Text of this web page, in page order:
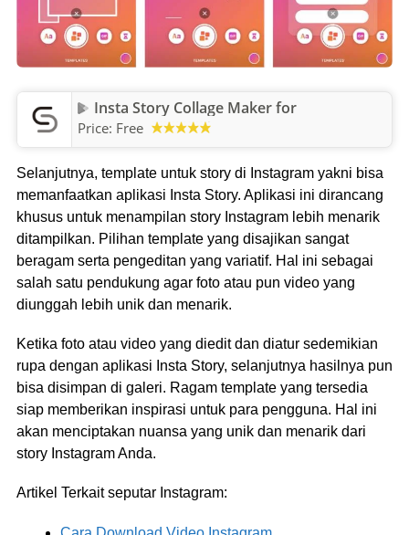
Insta Story Collage Maker for
Price: Free
Selanjutnya, template untuk story di Instagram yakni bisa
memanfaatkan aplikasi Insta Story. Aplikasi ini dirancang
khusus untuk menampilan story Instagram lebih menarik
ditampilkan. Pilihan template yang disajikan sangat
beragam serta pengeditan yang variatif. Hal ini sebagai
salah satu pendukung agar foto atau pun video yang
diunggah lebih unik dan menarik.
Ketika foto atau video yang diedit dan diatur sedemikian
rupa dengan aplikasi Insta Story, selanjutnya hasilnya pun
bisa disimpan di galeri. Ragam template yang tersedia
siap memberikan inspirasi untuk para pengguna. Hal ini
akan menciptakan nuansa yang unik dan menarik dari
story Instagram Anda.
Artikel Terkait seputar Instagram: